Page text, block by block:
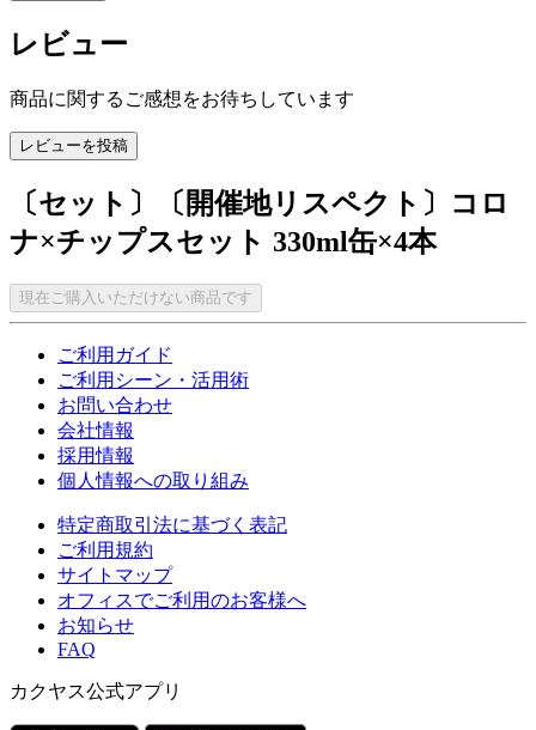
レビュー
商品に関するご感想をお待ちしています
レビューを投稿
〔セット〕〔開催地リスペクト〕コロ
ナ×チップスセット 330ml缶×4本
現在ご購入いただけない商品です
ご利用ガイド
ご利用シーン・活用術
お問い合わせ
会社情報
採用情報
個人情報への取り組み
特定商取引法に基づく表記
ご利用規約
サイトマップ
オフィスでご利用のお客様へ
お知らせ
FAQ
カクヤス公式アプリ